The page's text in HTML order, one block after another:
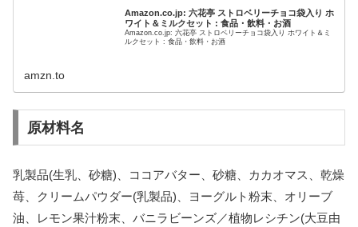
Amazon.co.jp: 六花亭 ストロベリーチョコ袋入り ホ
ワイト＆ミルクセット : 食品・飲料・お酒
Amazon.co.jp: 六花亭 ストロベリーチョコ袋入り ホワイト＆ミ
ルクセット : 食品・飲料・お酒
amzn.to
原材料名
乳製品(生乳、砂糖)、ココアバター、砂糖、カカオマス、乾燥
苺、クリームパウダー(乳製品)、ヨーグルト粉末、オリーブ
油、レモン果汁粉末、バニラビーンズ／植物レシチン(大豆由